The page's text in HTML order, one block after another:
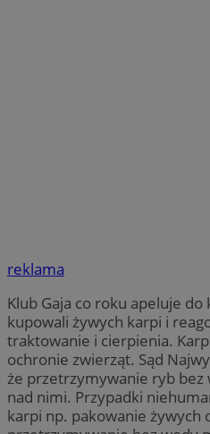
reklama
Klub Gaja co roku apeluje
kupowali żywych karpi i
traktowanie i cierpienia.
ochronie zwierząt. Sąd
że przetrzymywanie ryb bez
nad nimi. Przypadki
karpi np. pakowanie żywych